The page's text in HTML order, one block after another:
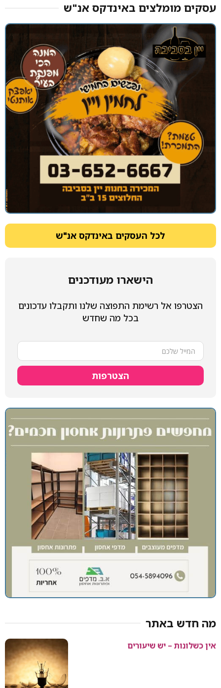
עסקים מומלצים באינדקס אנ"ש​
לכל העסקים באינדקס אנ"ש
הישארו מעודכנים
הצטרפו אל רשימת התפוצה שלנו ותקבלו עדכונים
בכל מה שחדש
הצטרפות
מה חדש באתר
אין כשלונות – יש שיעורים